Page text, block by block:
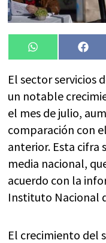
Compartir
en
WhatsApp
en
El sector servicios
un notable
el mes de julio,
comparación con
anterior. Esta cifra
media nacional,
acuerdo con la
Instituto Nacional
El crecimiento del